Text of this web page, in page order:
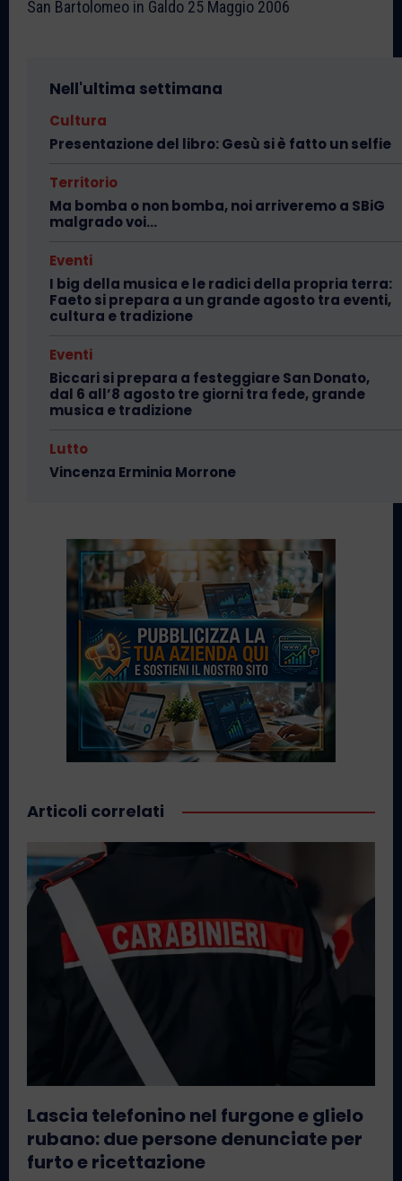
San Bartolomeo in Galdo 25 Maggio 2006
Nell'ultima settimana
Cultura
Presentazione del libro: Gesù si è fatto un selfie
Territorio
Ma bomba o non bomba, noi arriveremo a SBiG
malgrado voi…
Eventi
I big della musica e le radici della propria terra:
Faeto si prepara a un grande agosto tra eventi,
cultura e tradizione
Eventi
Biccari si prepara a festeggiare San Donato,
dal 6 all’8 agosto tre giorni tra fede, grande
musica e tradizione
Lutto
Vincenza Erminia Morrone
Articoli correlati
Lascia telefonino nel furgone e glielo
rubano: due persone denunciate per
furto e ricettazione